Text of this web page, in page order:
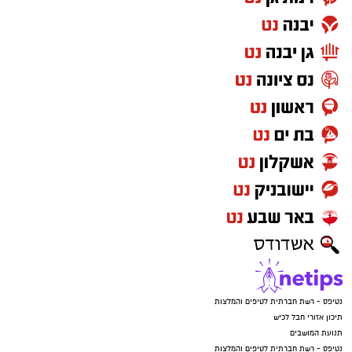
עלייה בניסיונות של גנבי רכוש, כלי רכב ותוצרת
חקלאית לפעול במרחב, כאשר חלק מהחשודים
מגיעים משטחי יהודה ושומרון או מהפזורה.
בעקבות זאת קוראים בשיטור הקהילתי לתושבים
לגלות ערנות, לצלם כל רכב חשוד שנראה בשטח
ולהעביר את המידע לגורמי הביטחון, במטרה לסייע
באיתור החשודים.
במהלך השבוע נרשם גם אירוע בכרמי קטיף, שם
טנדר אסף אופניים מתוך היישוב. הודות לפעילות
מהירה של רכז הביטחון, אותר החשוד והאופניים
הוחזרו לבעליהם.
נטיפס - רשת חברתית לטיפים והמלצות
תיכון אזורי חבל לכיש
תנועת המושבים
נטיפס - רשת חברתית לטיפים והמלצות